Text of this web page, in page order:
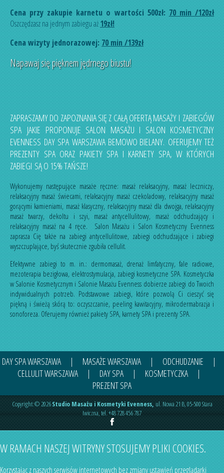
Cena przy zakupie karnetu o wartości 500zł: 70 min /120zł
Oszczędzasz na jednym zabiegu aż19zł!
Cena wizyty jednorazowej: 70 min /139zł
Napawaj się pięknem jędrnego biustu!
ZAPRASZAMY DO ZAPOZNANIA SIĘ Z CAŁĄ OFERTĄ MASAŻY I ZABIEGÓW
SPA JAKIE PROPONUJE SALON MASAŻU I SALON KOSMETYCZNY
EVENNESS DAY SPA WARSZAWA BEMOWO BIELANY. OFERUJEMY TEŻ
PREZENTY SPA ORAZ PAKIETY SPA I KARNETY SPA, W KTÓRYCH
ZABIEGI SĄ O 15% TAŃSZE!
Wykonujemy następujące masaże ręczne: masaż relaksacyjny, masaż leczniczy,
relaksacyjny masaż świecami, relaksacyjny masaż czekoladowy, relaksacyjny masaż
gorącymi kamieniami, masaż klasyczny, relaksacyjny masaż dla dwojga, relaksacyjny
masaż twarzy, dekoltu i szyi, masaż antycellulitowy, masaż odchudzającyi
relaksacyjny masaż na 4 ręce. Salon Masażu i Salon Kosmetyczny Evenness
zaprasza Cię także na zabiegi antycellulitowe, zabiegi odchudzające i zabiegi
wyszczuplające, byś skutecznie zgubiła cellulit.
Efektywne zabiegi to m. in.: dermomasaż, drenaż limfatyczny,fale radiowe,
mezoterapia bezigłowa, elektrostymulacja, zabiegi kosmetyczne SPA. Kosmetyczka
w Salonie Kosmetycznym i Salonie Masażu Evenness dobierze zabiegi do Twoich
indywidualnych potrzeb. Podstawowe zabiegi, które pozwolą Ci cieszyć się
piękną i świeżą skórą to: oczyszczanie, peeling kawitacyjny, mikrodermabrazja i
sonoforeza. Oferujemy również pakiety SPA, karnety SPA i prezenty SPA.
DAY SPA WARSZAWA | MASAŻE WARSZAWA | ODCHUDZANIE
|
CELLULIT WARSZAWA
| DAY SPA | KOSMETYCZKA
|
PREZENT SPA
Copyright:© 2026Studio Masażu i Kosmetyki Evenness, ul. Nowa 21 B,05-500Stara
Iwiczna,tel.+48 728 456 787
W RAMACH NASZEJ WITRYNY STOSUJEMY PLIKI COOKIES.
Korzystając z naszych serwisów internetowych bez zmiany ustawień przeglądarki